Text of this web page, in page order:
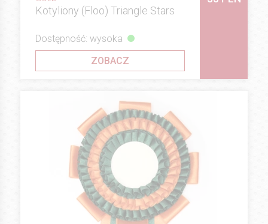
Kotyliony (Floo) Triangle Stars
Dostępność: wysoka
ZOBACZ